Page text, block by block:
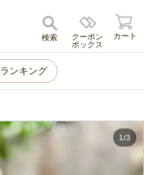
キャンセル
クーポン
ボックス
検索 カート
ランキング
1/3